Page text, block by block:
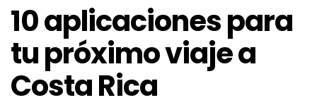
10 aplicaciones para
tu próximo viaje a
Costa Rica